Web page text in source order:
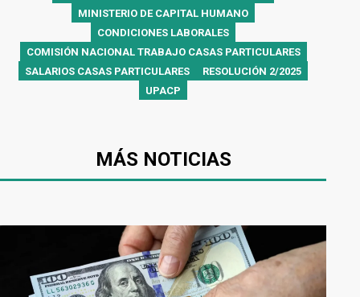
MINISTERIO DE CAPITAL HUMANO
CONDICIONES LABORALES
COMISIÓN NACIONAL TRABAJO CASAS PARTICULARES
SALARIOS CASAS PARTICULARES
RESOLUCIÓN 2/2025
UPACP
MÁS NOTICIAS